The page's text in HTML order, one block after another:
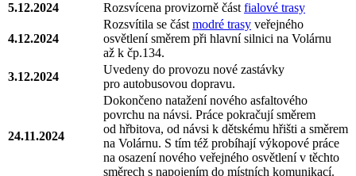
5.12.2024
Rozsvícena provizorně částfialové trasy
4.12.2024
Rozsvítila se částmodré trasy veřejného
osvětlení směrem při hlavní silnici na Volárnu
až k čp.134.
3.12.2024
Uvedeny do provozu nové zastávky
pro autobusovou dopravu.
24.11.2024
Dokončeno natažení nového asfaltového
povrchu na návsi. Práce pokračují směrem
od hřbitova, od návsi k dětskému hřišti a směrem
na Volárnu. S tím též probíhají výkopové práce
na osazení nového veřejného osvětlení v těchto
směrech s napojením do místních komunikací.